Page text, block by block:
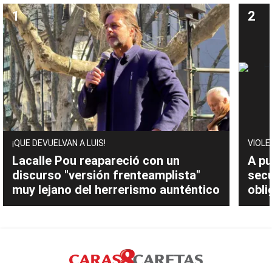
¡QUE DEVUELVAN A LUIS!
Lacalle Pou reapareció con un
discurso "versión frenteamplista"
muy lejano del herrerismo aunténtico
A